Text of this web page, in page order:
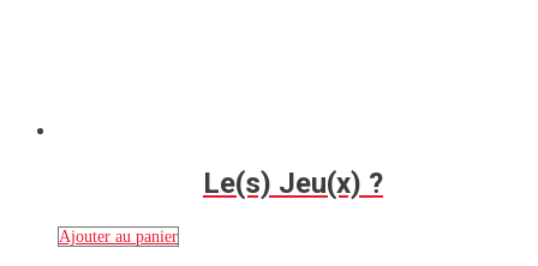
Le(s) Jeu(x) ?
Ajouter au panier